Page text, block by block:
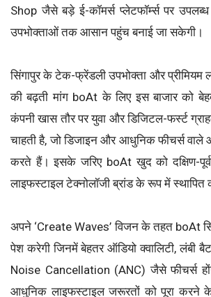
Shop जैसे बड़े ई-कॉमर्स प्लेटफॉर्म्स पर
उपभोक्ताओं तक आसान पहुंच बनाई जा सकेगी।
सिंगापुर के टेक-फ्रेंडली उपभोक्ता और प्रीमियम
की बढ़ती मांग boAt के लिए इस बाजार को
कंपनी खास तौर पर युवा और डिजिटल-फर्स्ट
चाहती है, जो डिजाइन और आधुनिक फीचर्स वाले
करते हैं। इसके जरिए boAt खुद को दक्षिण-
लाइफस्टाइल टेक्नोलॉजी ब्रांड के रूप में स्थापित
अपने ‘Create Waves’ विजन के तहत boAt
पेश करेगी जिनमें बेहतर ऑडियो क्वालिटी, लंबी
Noise Cancellation (ANC) जैसे फीचर्स
आधुनिक लाइफस्टाइल जरूरतों को पूरा करने